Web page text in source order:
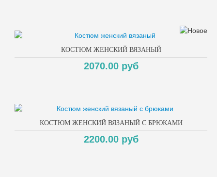
КОСТЮМ ЖЕНСКИЙ ВЯЗАНЫЙ
2070.00 руб
КОСТЮМ ЖЕНСКИЙ ВЯЗАНЫЙ С БРЮКАМИ
2200.00 руб